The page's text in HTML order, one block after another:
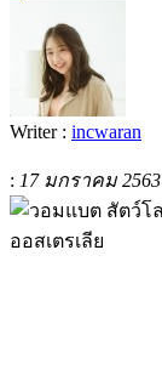
Writer : incwaran
: 17 มกราคม 2563